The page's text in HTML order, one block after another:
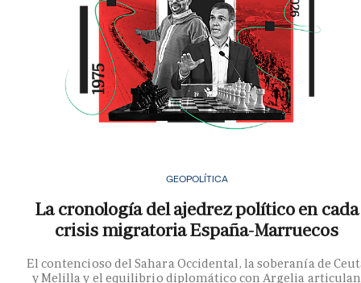
GEOPOLÍTICA
La cronología del ajedrez político en cada
crisis migratoria España-Marruecos
El contencioso del Sahara Occidental, la soberanía de
y Melilla y el equilibrio diplomático con Argelia articulan